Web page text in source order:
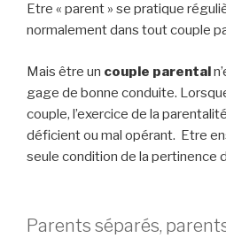
Etre « parent » se pratique
normalement dans tout couple
Mais être un couple parental
gage de bonne conduite.
couple, l’exercice de la
déficient ou mal opérant. Etre
seule condition de la pertinence
Parents séparés,